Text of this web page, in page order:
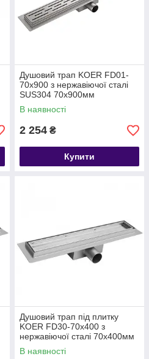
Душовий трап KOER FD01-
70x900 з нержавіючої сталі
SUS304 70x900мм
В наявності
2 254 ₴
Купити
Душовий трап під плитку
KOER FD30-70x400 з
нержавіючої сталі 70x400мм
В наявності